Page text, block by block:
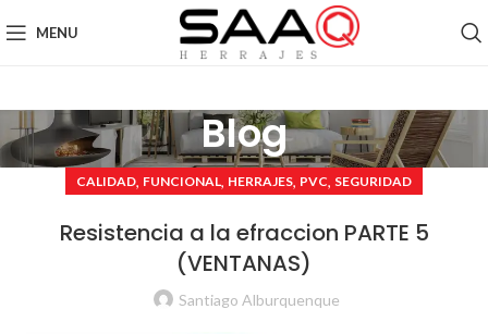
MENU
Blog
CALIDAD, FUNCIONAL, HERRAJES, PVC, SEGURIDAD
Resistencia a la efraccion PARTE 5
(VENTANAS)
Santiago Alburquenque